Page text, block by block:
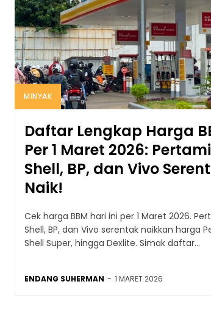
MINYAK
Daftar Lengkap Harga
Per 1 Maret 2026:
Shell, BP, dan Vivo
Naik!
Cek harga BBM hari ini per 1 Maret 2026.
Shell, BP, dan Vivo serentak naikkan harga
Shell Super, hingga Dexlite. Simak daftar...
ENDANG SUHERMAN - 1 MARET 2026